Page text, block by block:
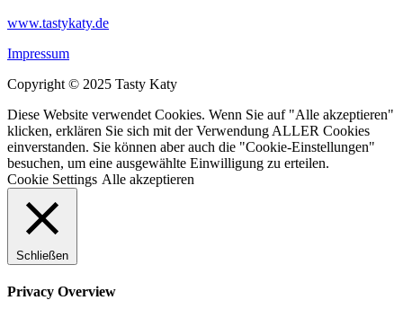
www.tastykaty.de
Impressum
Copyright © 2025 Tasty Katy
Diese Website verwendet Cookies. Wenn Sie auf "Alle akzeptieren"
klicken, erklären Sie sich mit der Verwendung ALLER Cookies
einverstanden. Sie können aber auch die "Cookie-Einstellungen"
besuchen, um eine ausgewählte Einwilligung zu erteilen.
Cookie Settings Alle akzeptieren
Schließen
Privacy Overview